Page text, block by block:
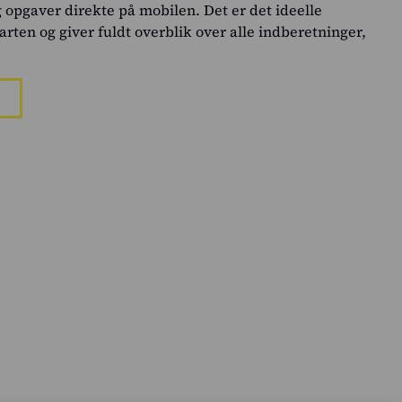
direkte på mobilen. Det er det ideelle
og giver fuldt overblik over alle indberetninger,